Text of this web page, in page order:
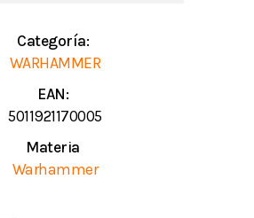
Categoría:
WARHAMMER
EAN:
5011921170005
Materia
Warhammer